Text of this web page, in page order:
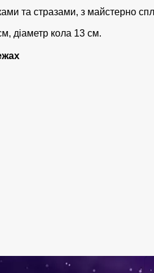
та стразами, з майстерно
діаметр кола 13 см.